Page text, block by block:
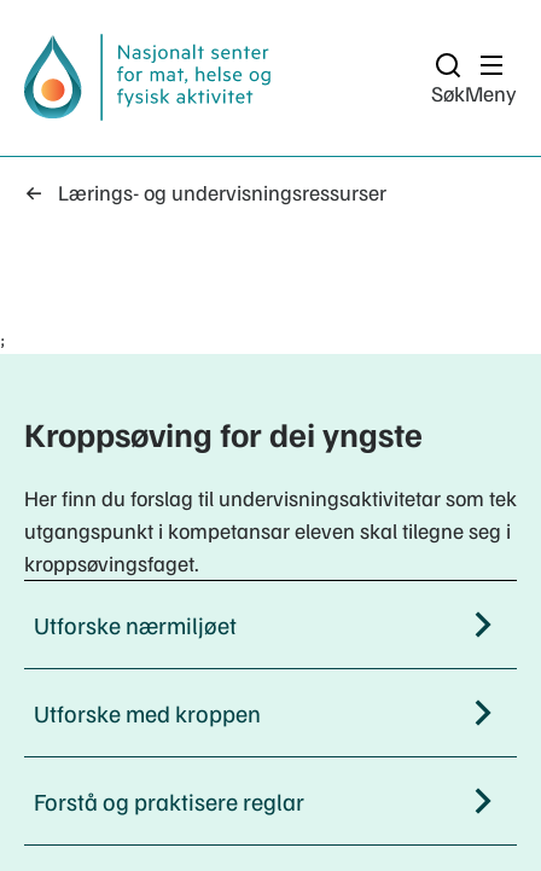
SøkMeny
Lærings- og undervisningsressurser
;
Kroppsøving for dei yngste
Her finn du forslag til undervisningsaktivitetar som tek
utgangspunkt i kompetansar eleven skal tilegne seg i
kroppsøvingsfaget.
Utforske nærmiljøet
Utforske med kroppen
Forstå og praktisere reglar